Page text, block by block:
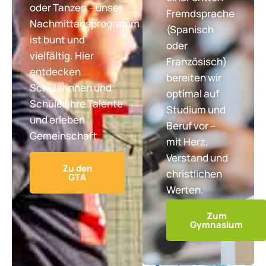
oder Tanzen – unser
Nachmittagsprogramm
ist bunt und
vielfältig. Hier
entdecken
Schülerinnen und
Schüler ihre Talente
und erleben
Gemeinschaft.
Zu den
GTA
Fremdsprache
(Spanisch
oder
Französisch)
bereiten wir
optimal auf
Studium und
Beruf vor –
mit Herz,
Verstand und
christlichen
Werten.
Zum
Gymnasium